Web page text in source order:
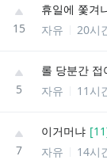
15
휴일에 쫓겨
자유
20시
5
롤 당분간 접
자유
11시
7
이거머냐 [11
자유
14시